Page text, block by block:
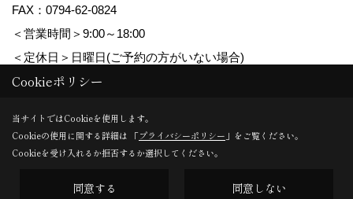
FAX：0794-62-0824
＜営業時間＞9:00～18:00
＜定休日＞日曜日(ご予約の方がいない場合)
Copyright (c) MDhomes. All Rights Reserved.
Produced byゴデスクリエイト
Cookieポリシー
当サイトではCookieを使用します。
Cookieの使用に関する詳細は 「プライバシーポリシー 」をご覧ください。
Cookieを受け入れるか拒否するか選択してください。
同意する 同意しない